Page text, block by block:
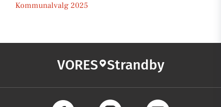
Kommunalvalg 2025
VORES Strandby